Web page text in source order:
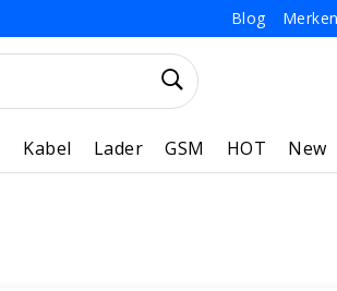
Blog Merken
Kabel Lader GSM HOT New